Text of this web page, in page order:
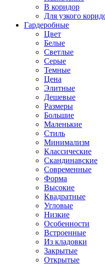
В коридор
Для узкого
Гардеробные
Цвет
Белые
Светлые
Серые
Темные
Цена
Элитные
Дешевые
Размеры
Большие
Маленькие
Стиль
Минимализм
Классические
Скандинавские
Современные
Форма
Высокие
Квадратные
Угловые
Низкие
Особенности
Встроенные
Из кладовки
Закрытые
Открытые